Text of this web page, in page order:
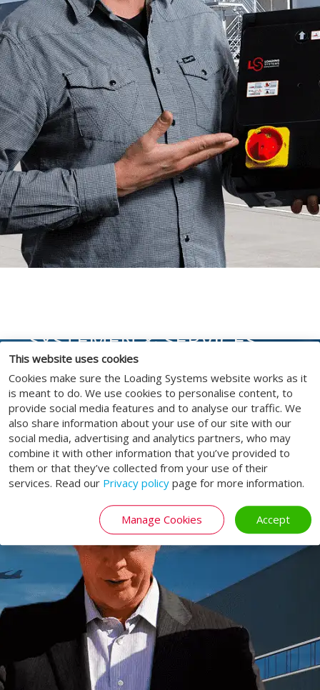
This website uses cookies
Cookies make sure the Loading Systems website works as it
is meant to do. We use cookies to personalise content, to
provide social media features and to analyse our traffic. We
also share information about your use of our site with our
social media, advertising and analytics partners, who may
combine it with other information that you’ve provided to
them or that they’ve collected from your use of their
services. Read our Privacy policy page for more information.
Manage Cookies Accept
SYSTEMEN & SERVICES
Maximaliseer uptime en verleng product
levensduur!
SERVICE